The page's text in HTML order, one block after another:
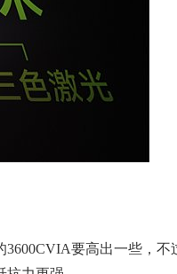
要高出一些，不